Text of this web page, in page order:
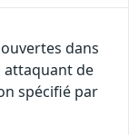
dans
attaquant de
spécifié par